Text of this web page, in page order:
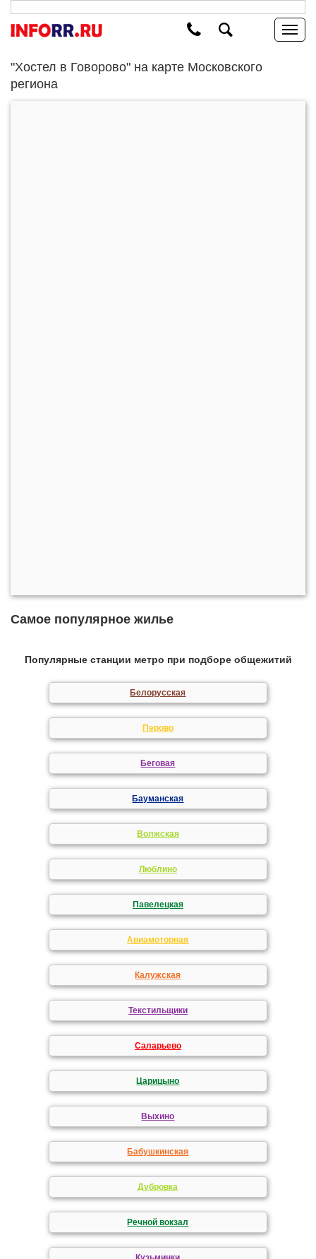
"Хостел в Говорово" на карте Московского
региона
Самое популярное жилье
Популярные станции метро при подборе общежитий
Белорусская
Перово
Беговая
Бауманская
Волжская
Люблино
Павелецкая
Авиамоторная
Калужская
Текстильщики
Саларьево
Царицыно
Выхино
Бабушкинская
Дубровка
Речной вокзал